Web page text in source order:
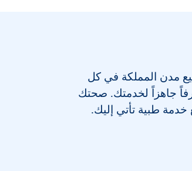
مدن المملكة في كل
جاهزاً لخدمتك. صحتك
خدمة طبية تأتي إليك.